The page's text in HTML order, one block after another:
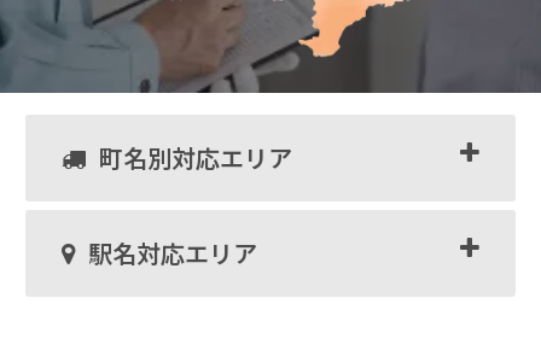
町名別対応エリア
駅名対応エリア